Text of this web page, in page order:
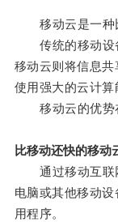
移动云是一种
传统的移动设
移动云则将信息
使用强大的云计算
移动云的优势在
比移动还快的移动
通过移动互联
电脑或其他移动
用程序。